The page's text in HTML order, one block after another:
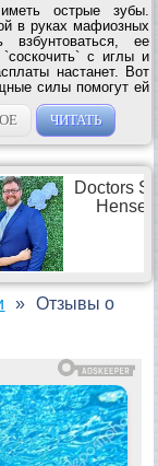
острые зубы.
в руках мафиозных
ее
с иглы и
настанет. Вот
силы помогут ей
ЧИТАТЬ
Отзывы о